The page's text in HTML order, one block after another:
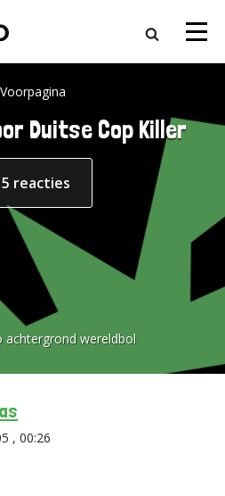
Voorpagina
Duitse Cop Killer
5 reacties
achtergrond wereldbol
, 00:26